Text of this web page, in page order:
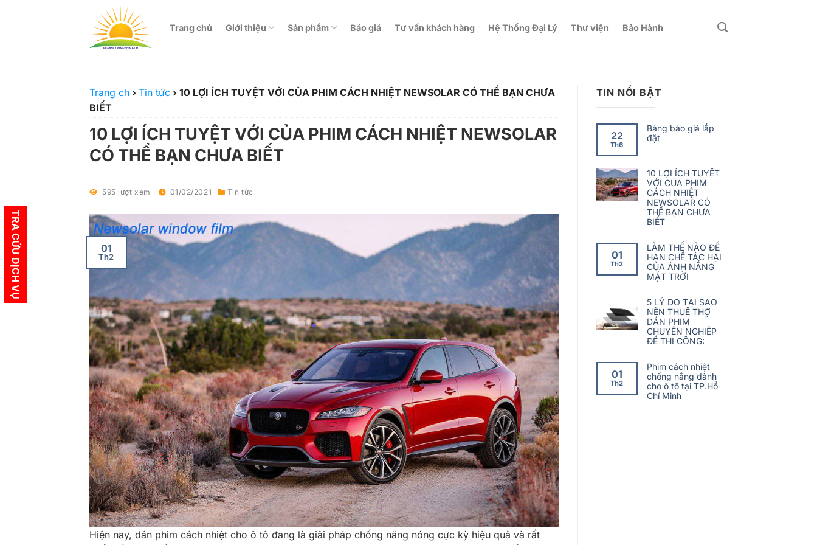
Trang chủ Giới thiệu Sản phẩm Báo giá Tư vấn khách hàng Hệ Thống Đại Lý Thư viện Bảo Hành
Trang ch › Tin tức › 10 LỢI ÍCH TUYỆT VỚI CỦA PHIM CÁCH NHIỆT NEWSOLAR CÓ THỂ BẠN CHƯA
BIẾT
10 LỢI ÍCH TUYỆT VỚI CỦA PHIM CÁCH NHIỆT NEWSOLAR
CÓ THỂ BẠN CHƯA BIẾT
595 lượt xem 01/02/2021 Tin tức
01
Th2
Hiện nay, dán phim cách nhiệt cho ô tô đang là giải pháp chống năng nóng cực kỳ hiệu quả và rất
TIN NỔI BẬT
22
Th6
Bảng báo giá lắp
đặt
10 LỢI ÍCH TUYỆT
VỚI CỦA PHIM
CÁCH NHIỆT
NEWSOLAR CÓ
THỂ BẠN CHƯA
BIẾT
01
Th2
LÀM THẾ NÀO ĐỂ
HẠN CHẾ TÁC HẠI
CỦA ÁNH NẮNG
MẶT TRỜI
5 LÝ DO TẠI SAO
NÊN THUÊ THỢ
DÁN PHIM
CHUYÊN NGHIỆP
ĐỂ THI CÔNG:
01
Th2
Phim cách nhiệt
chống nắng dành
cho ô tô tại TP.Hồ
Chí Minh
TRA CỨU DỊCH VỤ